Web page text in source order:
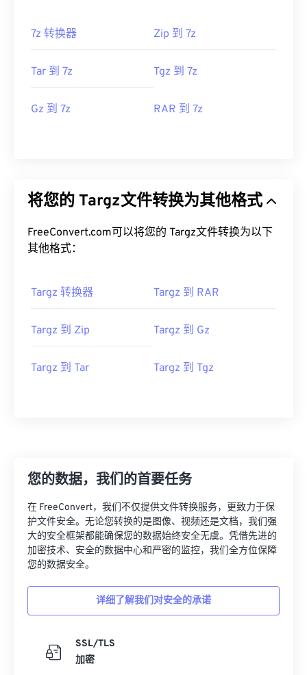
7z 转换器 Zip 到 7z
Tar 到 7z Tgz 到 7z
Gz 到 7z RAR 到 7z
将您的 Targz文件转换为其他格式
FreeConvert.com可以将您的 Targz文件转换为以下
其他格式：
Targz 转换器 Targz 到 RAR
Targz 到 Zip Targz 到 Gz
Targz 到 Tar Targz 到 Tgz
您的数据，我们的首要任务
在 FreeConvert，我们不仅提供文件转换服务，更致力于保
护文件安全。无论您转换的是图像、视频还是文档，我们强
大的安全框架都能确保您的数据始终安全无虞。凭借先进的
加密技术、安全的数据中心和严密的监控，我们全方位保障
您的数据安全。
详细了解我们对安全的承诺
SSL/TLS
加密